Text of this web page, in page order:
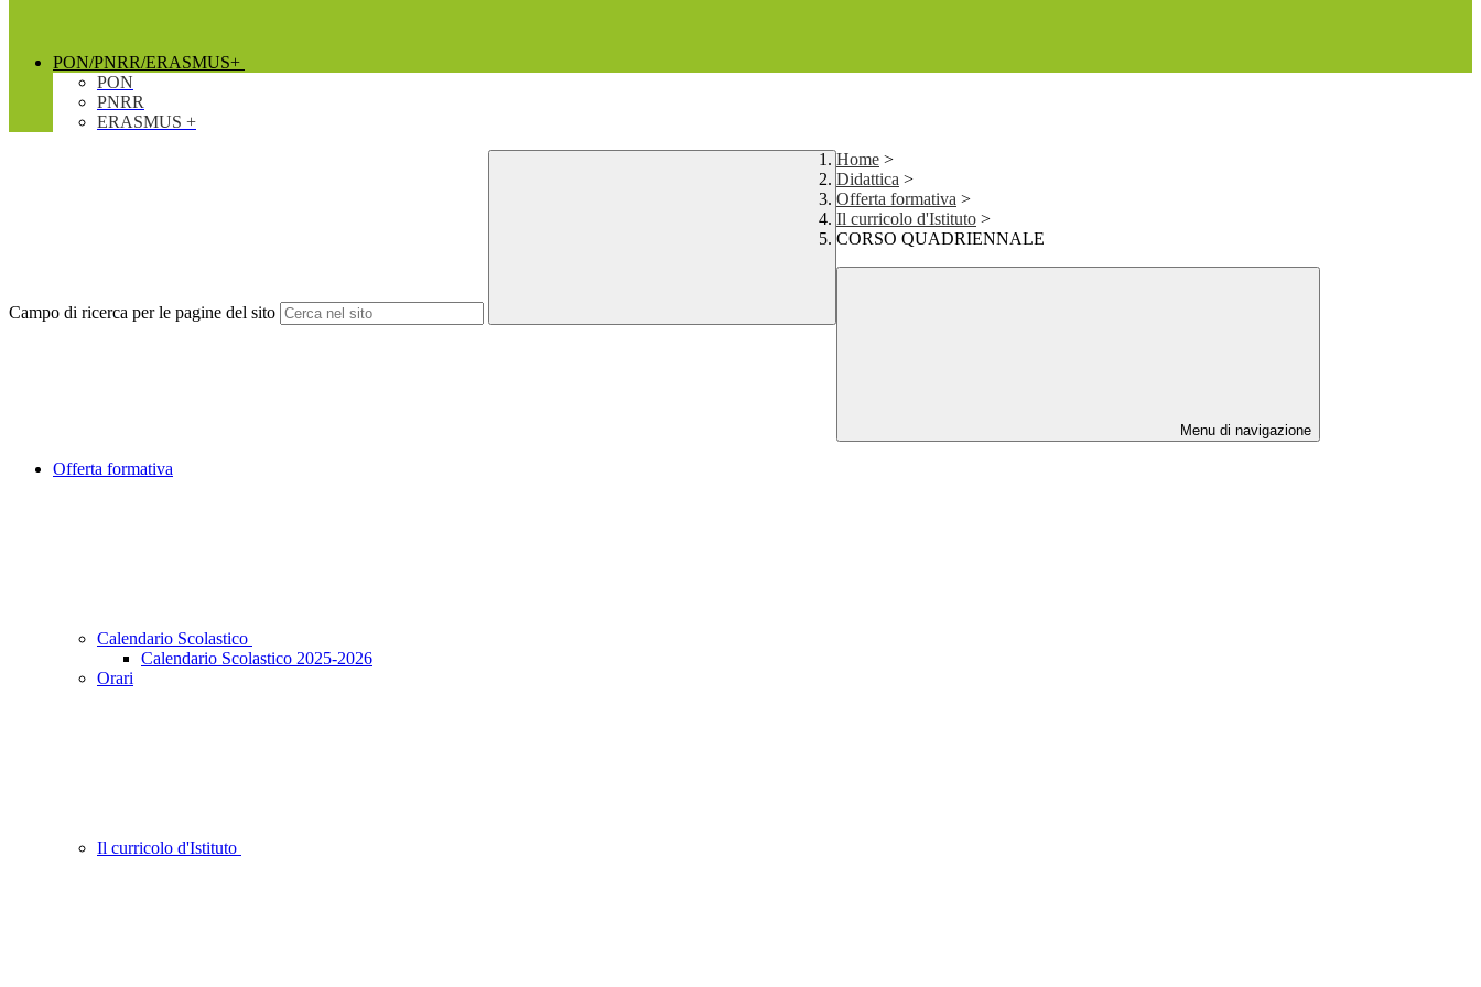
PON/PNRR/ERASMUS+
PON
PNRR
ERASMUS +
Campo di ricerca per le pagine del sito
Home >
Didattica >
Offerta formativa >
Il curricolo d'Istituto >
CORSO QUADRIENNALE
Menu di navigazione
Offerta formativa
Calendario Scolastico
Calendario Scolastico 2025-2026
Orari
Il curricolo d'Istituto